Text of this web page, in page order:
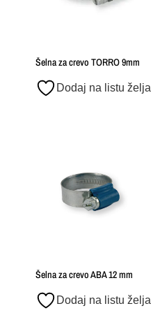
Šelna za crevo TORRO 9mm
Dodaj na listu želja
Šelna za crevo ABA 12 mm
Dodaj na listu želja